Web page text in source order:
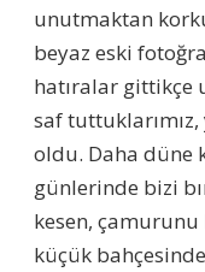
unutmaktan
beyaz eski
hatıralar gittikçe
saf tuttuklarımız,
oldu. Daha düne
günlerinde bizi
kesen, çamurunu
küçük